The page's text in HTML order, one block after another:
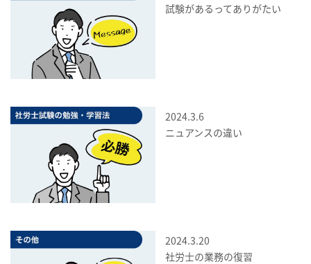
試験があるってありがたい
2024.3.6
ニュアンスの違い
2024.3.20
社労士の業務の復習